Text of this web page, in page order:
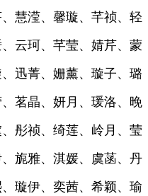
慧滢、馨璇、芊祯、轻
云珂、芊莹、婧芹、蒙
迅菁、姗薰、璇子、璐
茗晶、妍月、瑗洛、晚
彤祯、绮莲、岭月、莹
旎雅、淇媛、虞菡、丹
璇伊、奕茜、希颖、瑜